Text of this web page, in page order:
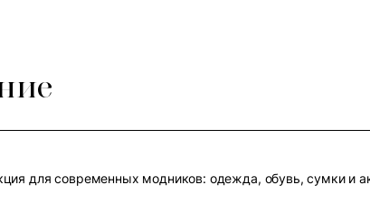
для современных модников: одежда, обувь, сумки и